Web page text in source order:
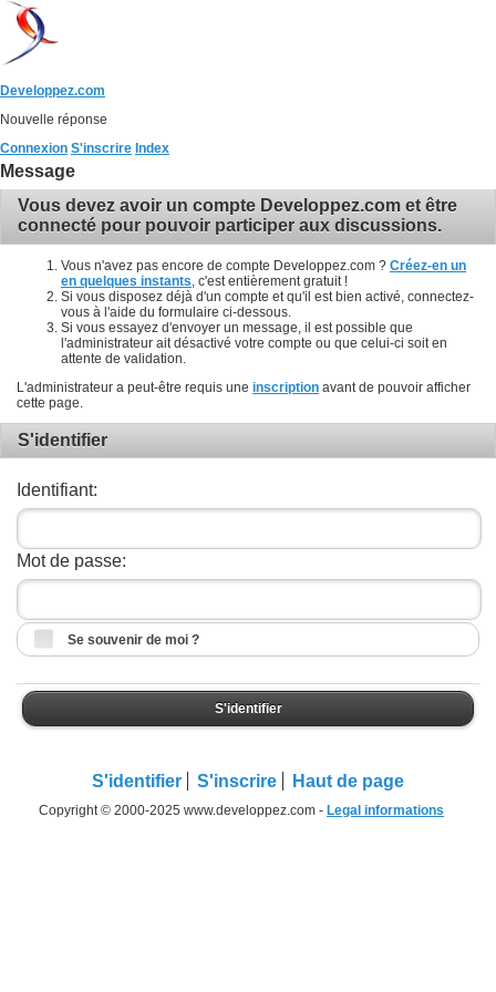
Developpez.com
Nouvelle réponse
Connexion S'inscrire Index
Message
Vous devez avoir un compte Developpez.com et être
connecté pour pouvoir participer aux discussions.
Vous n'avez pas encore de compte Developpez.com ? Créez-en un
en quelques instants , c'est entièrement gratuit !
Si vous disposez déjà d'un compte et qu'il est bien activé, connectez-
vous à l'aide du formulaire ci-dessous.
Si vous essayez d'envoyer un message, il est possible que
l'administrateur ait désactivé votre compte ou que celui-ci soit en
attente de validation.
L'administrateur a peut-être requis une inscription avant de pouvoir afficher
cette page.
S'identifier
Identifiant:
Mot de passe:
Se souvenir de moi ?
S'identifier
S'identifier S'inscrire Haut de page
Copyright © 2000-2025 www.developpez.com - Legal informations